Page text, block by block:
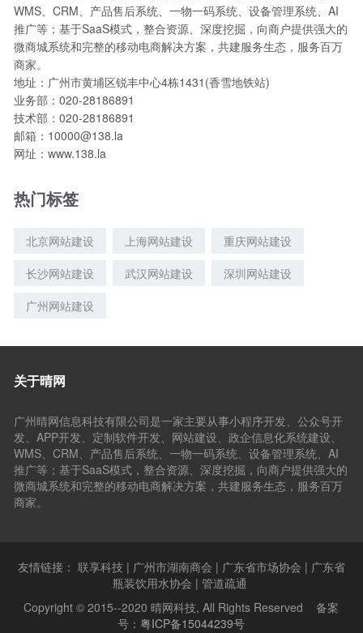
WMS、CRM、产品售后系统、一物一码系统、设备管理系统、AI
推广等；基于SaaS模式，整合资源、深度挖掘，向商户提供强大的
微商城系统和完整的移动电商解决方案，共建服务生态，服务百万
商家。
地址：广州市黄埔区锐丰中心4栋1431(香雪地铁站)
业务部：020-28186891
技术部：020-28186891
邮箱：10000@138.la
网址：www.138.la
热门标签
北京网站建设 上海网站建设
重庆网站建设
长沙网站建设
武汉网站建设
深圳网站建设
广州网站建设
关于晴网
广州晴网信息科技有限公司是一家主要从事小程序开发、公众号开
发、APP开发、定制软件开发、网站建设、政企信息化系统建设、
WMS、CRM、产品售后系统、一物一码系统、设备管理系统、AI
推广等；基于SaaS模式，整合资源、深度挖掘，向商户提供强大的
微商城系统和完整的移动电商解决方案，共建服务生态，服务百万
商家。
友情链接： 联享科技 | 广州市湖南商会 | 广东省市场协会 | 广东省
瓶装饮用水协会 | 管道疏通
Copyright © 2015--2020 晴网科技, All Rights Reserved 备案
号：粤ICP备15044239号